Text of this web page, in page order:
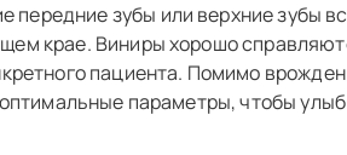
передние зубы или верхние зубы
крае. Виниры хорошо
пациента. Помимо
параметры, чтобы